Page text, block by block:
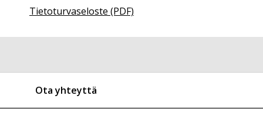
Tietoturvaseloste (PDF)
Ota yhteyttä